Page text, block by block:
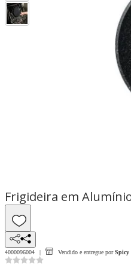
Frigideira em
4000096004 Vendido e entregue por Spicy